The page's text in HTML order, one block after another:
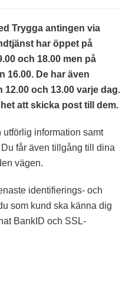
Trygga antingen via
har öppet på
och 18.00 men på
16.00. De har även
och 13.00 varje dag.
att skicka post till dem.
information samt
får även tillgång till dina
vägen.
identifierings- och
som kund ska känna dig
BankID och SSL-